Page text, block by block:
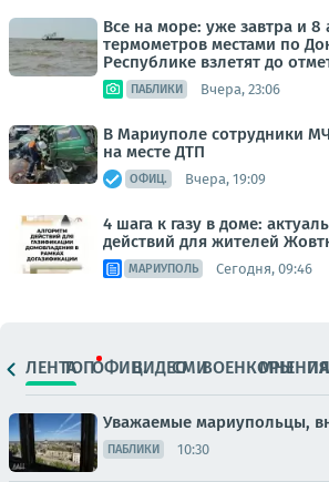
Все на море: уже завтра и 8
термометров местами по
Республике взлетят до
ПАБЛИКИ Вчера, 23:06
В Мариуполе сотрудники
на месте ДТП
ОФИЦ. Вчера, 19:09
4 шага к газу в доме:
действий для жителей
МАРИУПОЛЬ Сегодня, 09:46
ЛЕНТАТОПОФИЦ.ВИДЕОСМИВОЕНКОРЫ
Уважаемые мариупольцы,
ПАБЛИКИ 10:30